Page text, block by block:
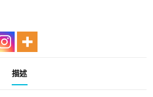
描述